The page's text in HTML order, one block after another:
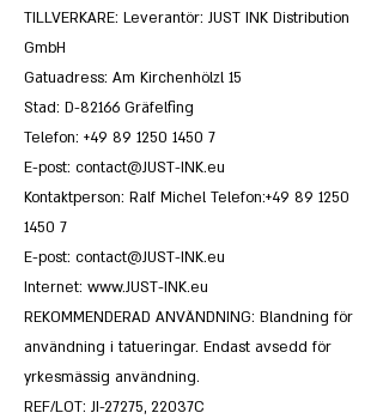
TILLVERKARE: Leverantör: JUST INK Distribution
GmbH
Gatuadress: Am Kirchenhölzl 15
Stad: D-82166 Gräfelfing
Telefon: +49 89 1250 1450 7
E-post: contact@JUST-INK.eu
Kontaktperson: Ralf Michel Telefon:+49 89 1250
1450 7
E-post: contact@JUST-INK.eu
Internet: www.JUST-INK.eu
REKOMMENDERAD ANVÄNDNING: Blandning för
användning i tatueringar. Endast avsedd för
yrkesmässig användning.
REF/LOT: JI-27275, 22037C